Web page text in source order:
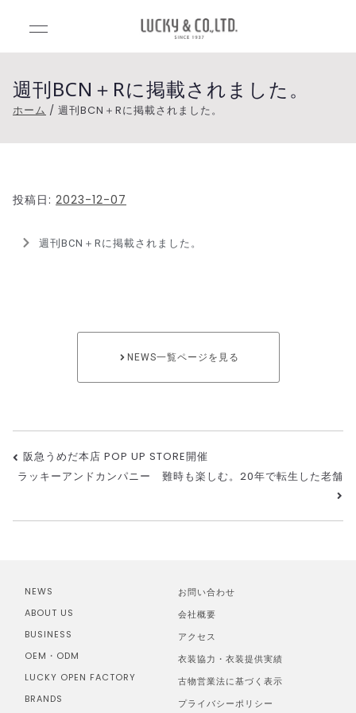
Luck
y&C
o.,Ltd
カン
パニ
ー）
アンドカンパ
週刊BCN＋Rに掲載されました。
ホーム 週刊BCN＋Rに掲載されました。
投稿日: 2023-12-07
週刊BCN＋Rに掲載されました。
NEWS一覧ページを見る
阪急うめだ本店 POP UP STORE開催
ラッキーアンドカンパニー 難時も楽しむ。20年で転生した老舗
NEWS
ABOUT US
BUSINESS
OEM・ODM
LUCKY OPEN FACTORY
BRANDS
お問い合わせ
会社概要
アクセス
衣装協力・衣装提供実績
古物営業法に基づく表示
プライバシーポリシー